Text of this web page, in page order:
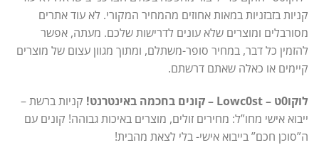
קניות בזבזניות במאות אחוזים מהמחיר המקורי. לא עוד אתרים
מסורבלים ומוצרים שלא עונים לדרישות שלכם. מעתה, אפשר
להזמין כל דבר, במחיר סופר-משתלם, ומתוך מגוון עצום של מוצרים
קיימים או כאלה שאתם דרשתם.
לוקו0ט – Lowc0st – קונים בחכמה באינטרנט!
קניות ברשת –
ייבוא אישי מחו”ל: מחירים זולים, מוצרים באיכות גבוהה! קונים עם
ה”סוכן חכם” בייבוא אישי- בלי לצאת מהבית!